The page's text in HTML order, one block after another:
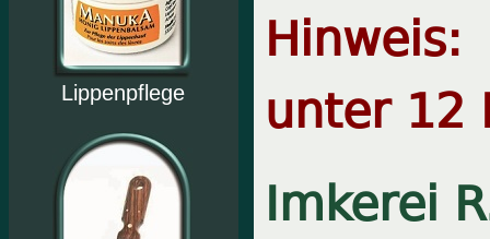
Lippenpflege
unter 12
Imkerei